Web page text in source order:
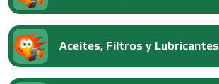
Aceites, Filtros y Lubricantes